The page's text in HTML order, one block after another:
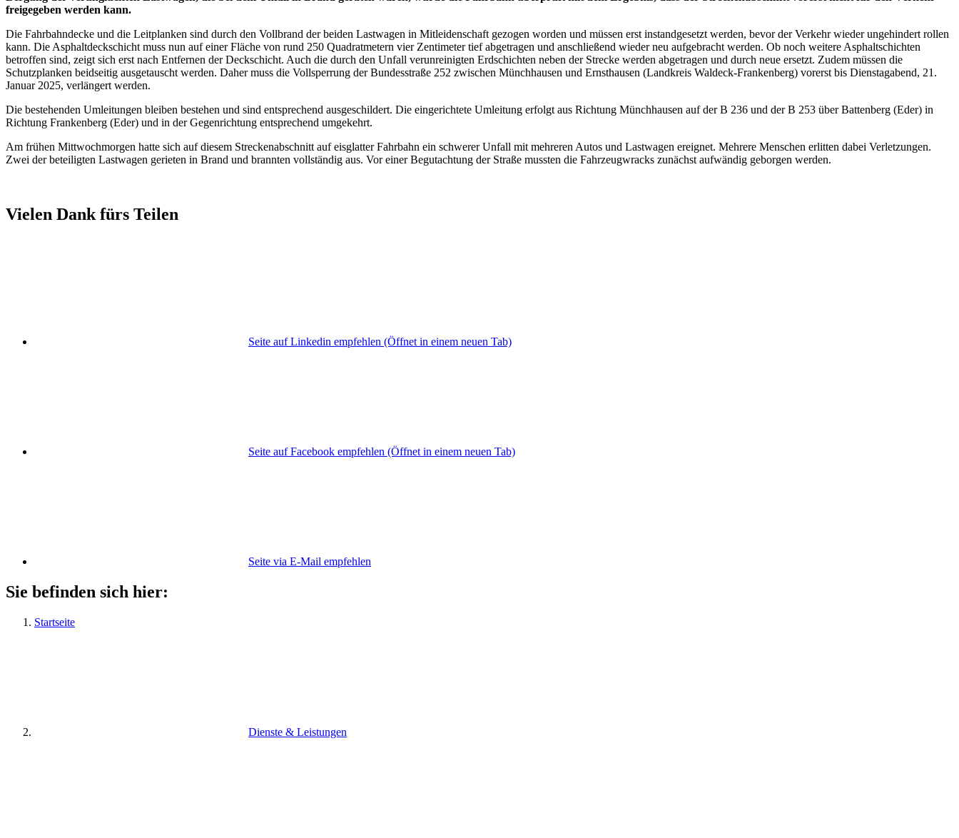
freigegeben werden kann.
Die Fahrbahndecke und die Leitplanken sind durch den Vollbrand der beiden Lastwagen in Mitleidenschaft gezogen worden und müssen erst instandgesetzt werden, bevor der Verkehr wieder ungehindert rollen
kann. Die Asphaltdeckschicht muss nun auf einer Fläche von rund 250 Quadratmetern vier Zentimeter tief abgetragen und anschließend wieder neu aufgebracht werden. Ob noch weitere Asphaltschichten
betroffen sind, zeigt sich erst nach Entfernen der Deckschicht. Auch die durch den Unfall verunreinigten Erdschichten neben der Strecke werden abgetragen und durch neue ersetzt. Zudem müssen die
Schutzplanken beidseitig ausgetauscht werden. Daher muss die Vollsperrung der Bundesstraße 252 zwischen Münchhausen und Ernsthausen (Landkreis Waldeck-Frankenberg) vorerst bis Dienstagabend, 21.
Januar 2025, verlängert werden.
Die bestehenden Umleitungen bleiben bestehen und sind entsprechend ausgeschildert. Die eingerichtete Umleitung erfolgt aus Richtung Münchhausen auf der B 236 und der B 253 über Battenberg (Eder) in
Richtung Frankenberg (Eder) und in der Gegenrichtung entsprechend umgekehrt.
Am frühen Mittwochmorgen hatte sich auf diesem Streckenabschnitt auf eisglatter Fahrbahn ein schwerer Unfall mit mehreren Autos und Lastwagen ereignet. Mehrere Menschen erlitten dabei Verletzungen.
Zwei der beteiligten Lastwagen gerieten in Brand und brannten vollständig aus. Vor einer Begutachtung der Straße mussten die Fahrzeugwracks zunächst aufwändig geborgen werden.
Vielen Dank fürs Teilen
Seite auf Linkedin empfehlen (Öffnet in einem neuen Tab)
Seite auf Facebook empfehlen (Öffnet in einem neuen Tab)
Seite via E-Mail empfehlen
Sie befinden sich hier:
Startseite
Dienste & Leistungen